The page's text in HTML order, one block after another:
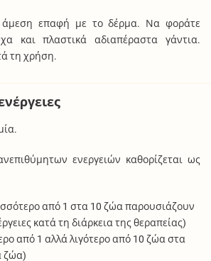
επαφή με το δέρμα. Να φοράτε
και πλαστικά αδιαπέραστα γάντια.
τη χρήση.
ενεργειών καθορίζεται ως
από 1 στα 10 ζώα παρουσιάζουν
κατά τη διάρκεια της θεραπείας)
από 1 αλλά λιγότερο από 10 ζώα στα
ζώα)